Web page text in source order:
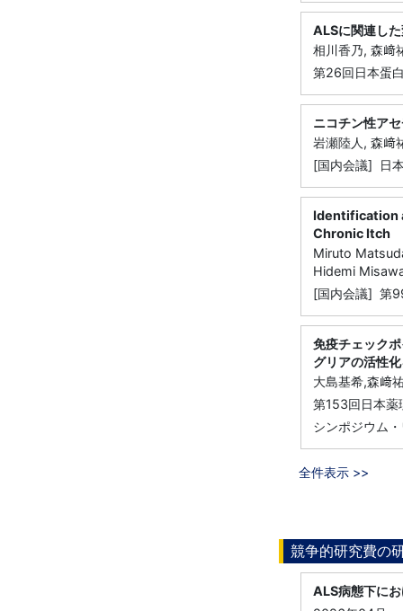
ALSに関連し
相川香乃, 森﨑
第26回日本蛋
ニコチン性ア
岩瀬陸人, 森﨑
[国内会議] 日
Identification
Chronic Itch
Miruto
Hidemi
[国内会議] 第
免疫チェック
グリアの活性
大島基希,森﨑
第153回日本
シンポジウム
全件表示 >>
競争的研究費の
ALS病態下に